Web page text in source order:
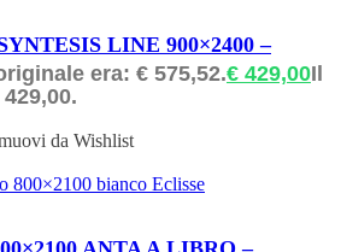
era: € 575,52.€ 429,00Il
da Wishlist